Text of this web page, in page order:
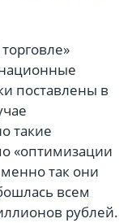
поставлены в
такие
«оптимизации
так они
всем
рублей.